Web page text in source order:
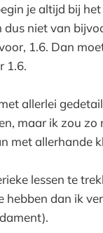
je altijd bij
dus niet van
1.6. Dan
1.6.
allerlei
maar ik zou zo
met allerhande
lessen te
hebben dan ik